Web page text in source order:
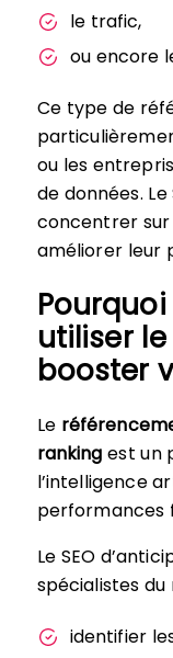
le trafic,
ou encore
Ce type de
ou les
de données.
concentrer sur
améliorer leur
utiliser
booster
Le
ranking est un
l’intelligence
performances
Le SEO
spécialistes
identifier